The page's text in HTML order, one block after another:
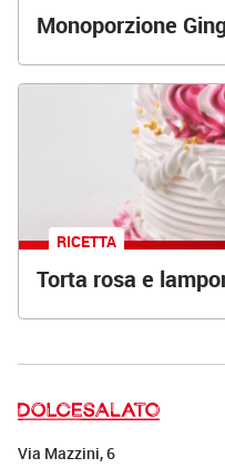
Monoporzione
RICETTA
Torta rosa e
Via Mazzini, 6